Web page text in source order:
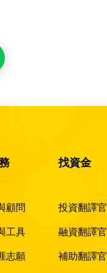
顧問
工具
志願
找資金
投資翻譯官
融資翻譯官
補助翻譯官